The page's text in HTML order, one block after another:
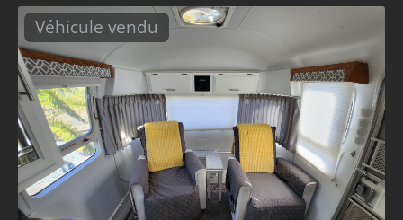
Véhicule vendu